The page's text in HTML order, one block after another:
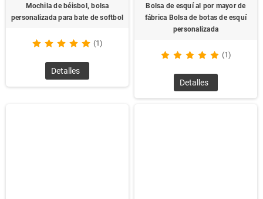
Mochila de béisbol, bolsa
personalizada para bate de softbol
(1)
Detalles
Bolsa de esquí al por mayor de
fábrica Bolsa de botas de esquí
personalizada
(1)
Detalles